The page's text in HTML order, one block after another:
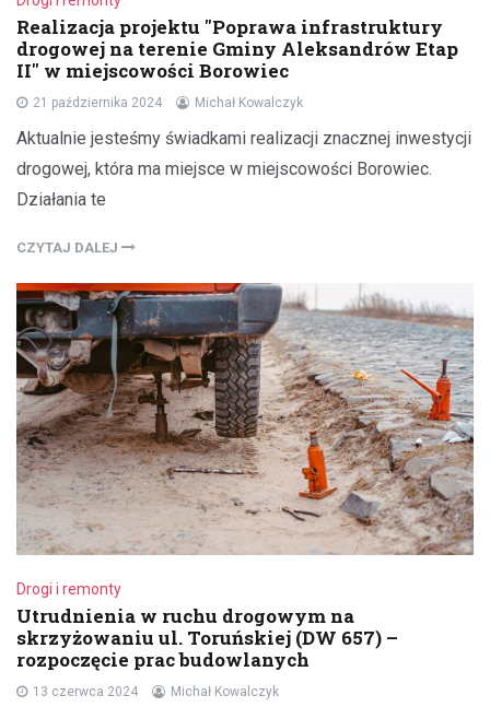
Realizacja projektu "Poprawa infrastruktury
drogowej na terenie Gminy Aleksandrów Etap
II" w miejscowości Borowiec
21 października 2024 Michał Kowalczyk
Aktualnie jesteśmy świadkami realizacji znacznej inwestycji
drogowej, która ma miejsce w miejscowości Borowiec.
Działania te
CZYTAJ DALEJ
Drogi i remonty
Utrudnienia w ruchu drogowym na
skrzyżowaniu ul. Toruńskiej (DW 657) –
rozpoczęcie prac budowlanych
13 czerwca 2024 Michał Kowalczyk